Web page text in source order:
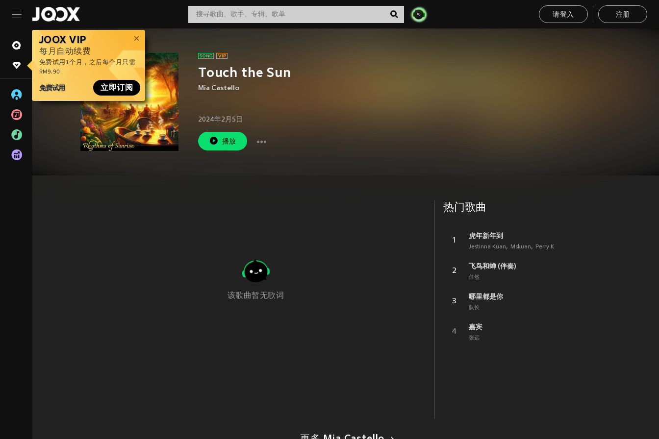
请登入 注册
JOOX VIP
每月自动续费
免费试用1个月，之后每个月只需
RM9.90
免费试用 立即订阅
Touch the Sun
Mia Castello
2024年2月5日
播放
该歌曲暂无歌词
热门歌曲
1
虎年新年到
Jestinna Kuan Mskuan Perry K
2
飞鸟和蝉 (伴奏)
任然
3
哪里都是你
队长
4
嘉宾
张远